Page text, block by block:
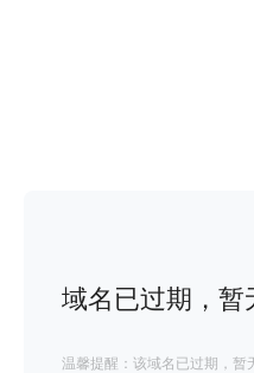
域名已过期，暂
温馨提醒：该域名已过期，暂